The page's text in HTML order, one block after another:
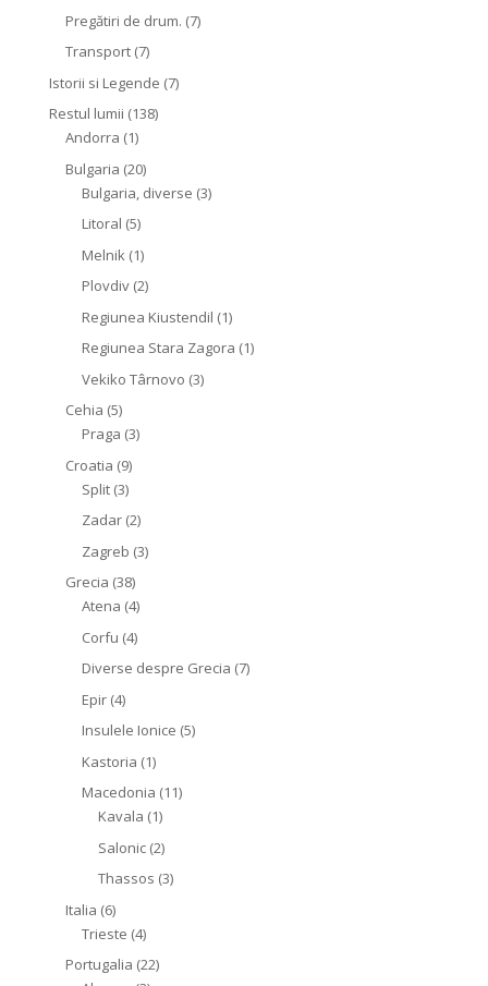
Pregătiri de drum. (7)
Transport(7)
Istorii si Legende (7)
Restul lumii (138)
Andorra (1)
Bulgaria (20)
Bulgaria, diverse (3)
Litoral (5)
Melnik (1)
Plovdiv(2)
Regiunea Kiustendil (1)
Regiunea Stara Zagora (1)
Vekiko Târnovo (3)
Cehia (5)
Praga (3)
Croatia (9)
Split(3)
Zadar(2)
Zagreb (3)
Grecia (38)
Atena (4)
Corfu (4)
Diverse despre Grecia (7)
Epir(4)
Insulele Ionice (5)
Kastoria (1)
Macedonia (11)
Kavala (1)
Salonic(2)
Thassos (3)
Italia (6)
Trieste (4)
Portugalia (22)